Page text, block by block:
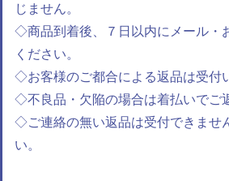
じません。
◇商品到着後、７日以内にメール・
ください。
◇お客様のご都合による返品は受付
◇不良品・欠陥の場合は着払いでご
◇ご連絡の無い返品は受付できませ
い。